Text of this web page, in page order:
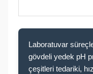
Laboratuvar
gövdeli yedek pH
çeşitleri tedariki,